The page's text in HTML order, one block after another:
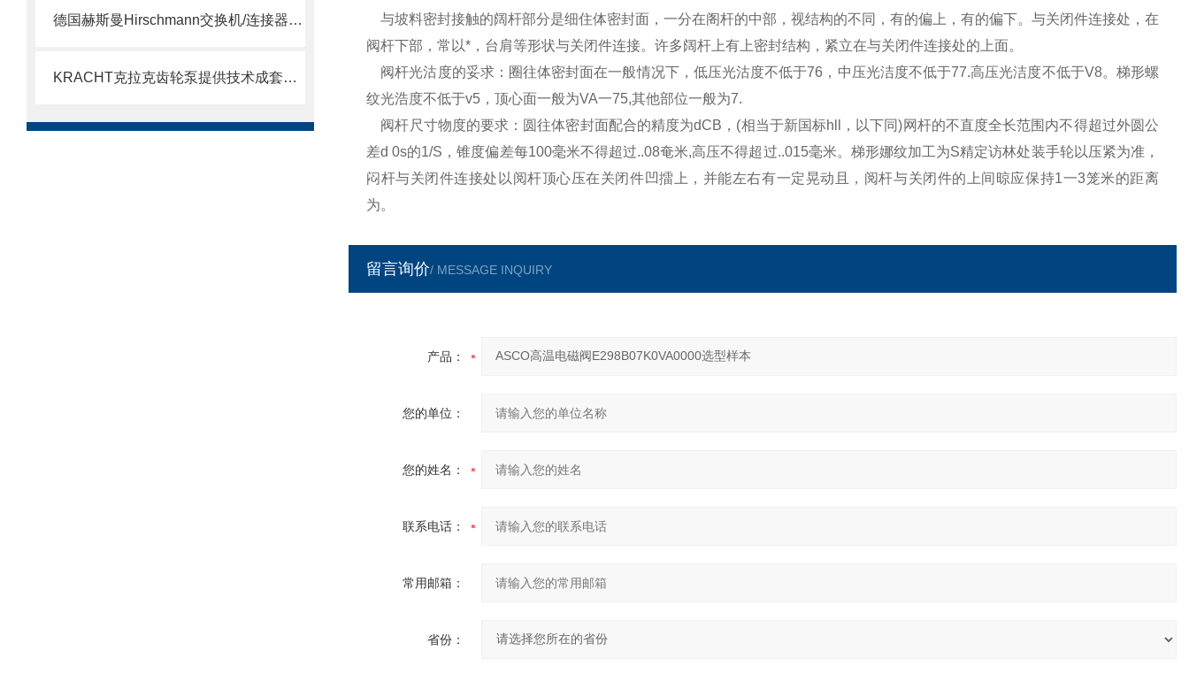
德国赫斯曼Hirschmann交换机/连接器介绍
KRACHT克拉克齿轮泵提供技术成套组装
与坡料密封接触的阔杆部分是细住体密封面，一分在阁杆的中部，视结构的不同，有的偏上，有的偏下。与关闭件连接处，在
阀杆下部，常以*，台肩等形状与关闭件连接。许多阔杆上有上密封结构，紧立在与关闭件连接处的上面。
阀杆光沽度的妥求：圈往体密封面在一般情况下，低压光沽度不低于76，中压光洁度不低于77.高压光洁度不低于V8。梯形螺
纹光浩度不低于v5，顶心面一般为VA一75,其他部位一般为7.
阀杆尺寸物度的要求：圆往体密封面配合的精度为dCB，(相当于新国标hll，以下同)网杆的不直度全长范围内不得超过外圆公
差d 0s的1/S，锥度偏差每100毫米不得超过..08奄米,高压不得超过..015毫米。梯形娜纹加工为S精定访林处装手轮以压紧为准，
闷杆与关闭件连接处以阅杆顶心压在关闭件凹擂上，并能左右有一定晃动且，阅杆与关闭件的上间晾应保持1一3笼米的距离
为。
留言询价/ MESSAGE INQUIRY
产品：
您的单位：
您的姓名：
联系电话：
常用邮箱：
省份：